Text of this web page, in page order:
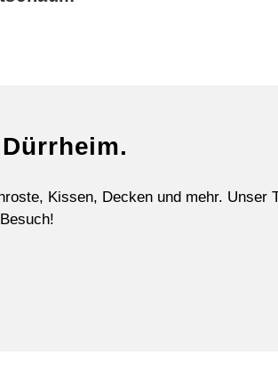
Kissen, Decken und mehr. Unser